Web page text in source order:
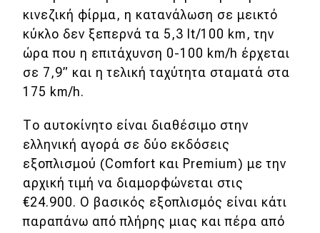
κινεζική φίρμα, η κατανάλωση σε μεικτό
κύκλο δεν ξεπερνά τα 5,3 lt/100 km, την
ώρα που η επιτάχυνση 0-100 km/h έρχεται
σε 7,9” και η τελική ταχύτητα σταματά στα
175 km/h.
Το αυτοκίνητο είναι διαθέσιμο στην
ελληνική αγορά σε δύο εκδόσεις
εξοπλισμού (Comfort και Premium) με την
αρχική τιμή να διαμορφώνεται στις
€24.900. Ο βασικός εξοπλισμός είναι κάτι
παραπάνω από πλήρης μιας και πέρα από